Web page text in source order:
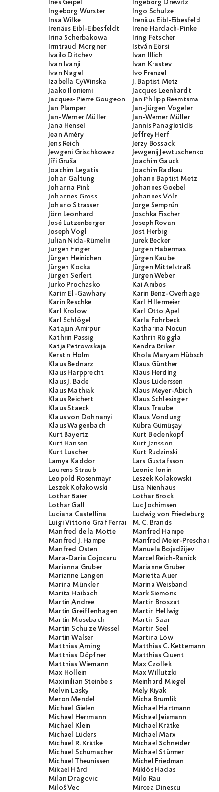
Ines Geipel
Ingeborg Drewitz
Ingeborg Wurster
Ingo Schulze
Insa Wilke
Irenäus Eibl-Eibesfeld
Irenäus Eibl-Eibesfeldt
Irene Hardach-Pinke
Irina Scherbakowa
Iring Fetscher
Irmtraud Morgner
István Eörsi
Ivailo Ditchev
Ivan Illich
Ivan Ivanji
Ivan Krastev
Ivan Nagel
Ivo Frenzel
Izabella CyWinska
J. Baptist Metz
Jaako Iloniemi
Jacques Leenhardt
Jacques-Pierre Gougeon
Jan Philipp Reemtsma
Jan Plamper
Jan-Jürgen Vogeler
Jan-Werner Müller
Jan-Werner Müller
Jana Hensel
Jannis Panagiotidis
Jean Améry
Jeffrey Herf
Jens Reich
Jerzy Bossack
Jewgeni Grischkowez
Jewgenij Jewtuschenko
Jíři Gruša
Joachim Gauck
Joachim Legatis
Joachim Radkau
Johan Galtung
Johann Baptist Metz
Johanna Pink
Johannes Goebel
Johannes Gross
Johannes Völz
Johano Strasser
Jorge Semprún
Jörn Leonhard
Joschka Fischer
José Lutzenberger
Joseph Rovan
Joseph Vogl
Jost Herbig
Julian Nida-Rümelin
Jurek Becker
Jürgen Finger
Jürgen Habermas
Jürgen Heinichen
Jürgen Kaube
Jürgen Kocka
Jürgen Mittelstraß
Jürgen Seifert
Jürgen Weber
Jurko Prochasko
Kai Ambos
Karim El-Gawhary
Karin Benz-Overhage
Karin Reschke
Karl Hillermeier
Karl Krolow
Karl Otto Apel
Karl Schlögel
Karla Fohrbeck
Katajun Amirpur
Katharina Nocun
Kathrin Passig
Kathrin Röggla
Katja Petrowskaja
Kendra Briken
Kerstin Holm
Khola Maryam Hübsch
Klaus Bednarz
Klaus Günther
Klaus Harpprecht
Klaus Herding
Klaus J. Bade
Klaus Lüderssen
Klaus Mathiak
Klaus Meyer-Abich
Klaus Reichert
Klaus Schlesinger
Klaus Staeck
Klaus Traube
Klaus von Dohnanyi
Klaus Vondung
Klaus Wagenbach
Kübra Gümüşay
Kurt Bayertz
Kurt Biedenkopf
Kurt Hansen
Kurt Jansson
Kurt Luscher
Kurt Rudzinski
Lamya Kaddor
Lars Gustafsson
Laurens Straub
Leonid Ionin
Leopold Rosenmayr
Leszek Kolakowski
Leszek Kołakowski
Lisa Nienhaus
Lothar Baier
Lothar Brock
Lothar Gall
Luc Jochimsen
Luciana Castellina
Ludwig von Friedeburg
Luigi Vittorio Graf Ferraris
M. C. Brands
Manfred de la Motte
Manfred Hampe
Manfred J. Hampe
Manfred Meier-Preschany
Manfred Osten
Manuela Bojadžijev
Mara-Daria Cojocaru
Marcel Reich-Ranicki
Marianna Gruber
Marianne Gruber
Marianne Langen
Marietta Auer
Marina Münkler
Marina Weisband
Marita Haibach
Mark Siemons
Martin Andree
Martin Broszat
Martin Greiffenhagen
Martin Hellwig
Martin Mosebach
Martin Saar
Martin Schulze Wessel
Martin Seel
Martin Walser
Martina Löw
Matthias Arning
Matthias C. Kettemann
Matthias Döpfner
Matthias Quent
Matthias Wiemann
Max Czollek
Max Hollein
Max Willutzki
Maximilian Steinbeis
Meinhard Miegel
Melvin Lasky
Mely Kiyak
Meron Mendel
Micha Brumlik
Michael Gielen
Michael Hartmann
Michael Herrmann
Michael Jeismann
Michael Klein
Michael Krätke
Michael Lüders
Michael Marx
Michael R. Krätke
Michael Schneider
Michael Schumacher
Michael Stürmer
Michael Theunissen
Michel Friedman
Mikael Hård
Miklós Hadas
Milan Dragovic
Milo Rau
Miloš Vec
Mircea Dinescu